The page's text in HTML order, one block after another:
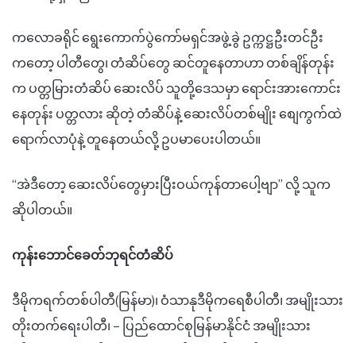
ကလောခရိုင် ရွေးကောက်ပွဲကော်မရှင်အဖွဲ့ခွဲ ဥက္ကဋ္ဌဦးတင်ဦး
ကတော့ ပါတီတွေ၊ တံဆိပ်တွေ ဆင်တူနေတာဟာ တစ်ချိန်တုန်း
က ပတ္တမြားတံဆိပ် ဆေးလိပ် သူတို့ဒေသမှာ ရောင်းအားကောင်း
နေတုန်း ပတ္တလား ဆိုတဲ့ တံဆိပ်နဲ့ ဆေးလိပ်တစ်မျိုး စျေကွက်ထဲ
ရောက်လာပုံနဲ့ တူနေတယ်လို့ ဥပမာပေးပါတယ်။
“အဲဒီတော့ ဆေးလိပ်တွေမှားပြီးဝယ်ကုန်တာပေါ့ဗျာ” လို့ သူက
ဆိုပါတယ်။
ကုန်းဘောင်ခေတ်ဘုရင်တံဆိပ်
ဒီမိုကရက်တစ်ပါတီ(မြန်မာ)၊ ဝံသာနုဒီမိုကရေစီပါတီ၊ အမျိုးသား
တိုးတက်ရေးပါတီ၊ – ပြည်ထောင်စုမြန်မာနိုင်ငံ အမျိုးသား